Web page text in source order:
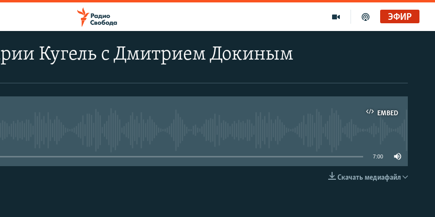
ЭФИР
Кугель с Дмитрием Докиным
EMBED
EMBED
7:00
Скачать медиафайл